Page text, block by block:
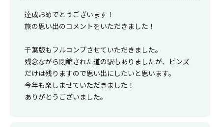
達成おめでとうございます！
旅の思い出のコメントをいただきました！
千葉版もフルコンプさせていただきました。
残念ながら閉館された道の駅もありましたが、ピンズ
だけは残りますので思い出にしたいと思います。
今年も楽しませていただきました！
ありがとうございました。